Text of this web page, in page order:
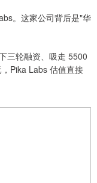
。这家公司背后是"华
三轮融资、吸走 5500
Pika Labs 估值直接